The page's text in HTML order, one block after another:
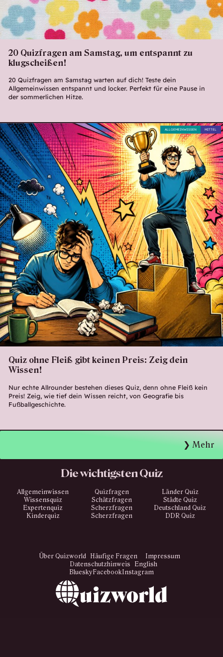
20 Quizfragen am Samstag, um entspannt zu
klugscheißen!
20 Quizfragen am Samstag warten auf dich! Teste dein
Allgemeinwissen entspannt und locker. Perfekt für eine Pause in
der sommerlichen Hitze.
Quiz ohne Fleiß gibt keinen Preis: Zeig dein
Wissen!
Nur echte Allrounder bestehen dieses Quiz, denn ohne Fleiß kein
Preis! Zeig, wie tief dein Wissen reicht, von Geografie bis
Fußballgeschichte.
MITTEL
ALLGEMEINWISSEN
Mehr
Die wichtigsten Quiz
Allgemeinwissen Quizfragen
Länder Quiz
Wissensquiz
Schätzfragen
Städte Quiz
Expertenquiz
Scherzfragen
Deutschland Quiz
Kinderquiz
Scherzfragen DDR Quiz
Über Quizworld Häufige Fragen
Impressum
Datenschutzhinweis
English
BlueskyFacebookInstagram